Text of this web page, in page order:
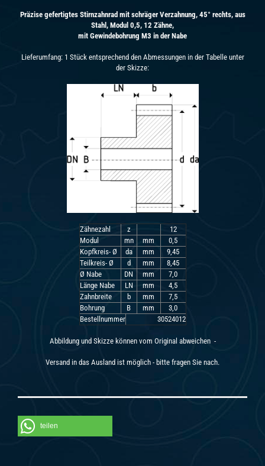
Präzise gefertigtes Stirnzahnrad mit schräger Verzahnung, 45° rechts, aus
Stahl, Modul 0,5, 12 Zähne,
mit Gewindebohrung M3 in der Nabe
Lieferumfang: 1 Stück entsprechend den Abmessungen in der Tabelle unter
der Skizze:
Zähnezahl z
12
Modul
mn mm
0,5
Kopfkreis- Ø
da mm
9,45
Teilkreis- Ø
d mm
8,45
Ø Nabe
DN mm
7,0
Länge Nabe
LN mm
4,5
Zahnbreite
b mm
7,5
Bohrung
B mm
3,0
Bestellnummer
30524012
Abbildung und Skizze können vom Original abweichen -
Versand in das Ausland ist möglich - bitte fragen Sie nach.
teilen